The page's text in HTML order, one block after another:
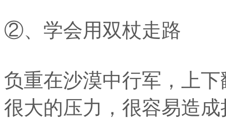
②、学会用双杖走路
负重在沙漠中行军，上
很大的压力，很容易造